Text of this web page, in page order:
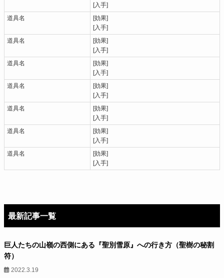
[入手]
道具名
[効果]
[入手]
道具名
[効果]
[入手]
道具名
[効果]
[入手]
道具名
[効果]
[入手]
道具名
[効果]
[入手]
道具名
[効果]
[入手]
道具名
[効果]
[入手]
最新記事一覧
巨人たちの山嶺の西側にある『聖別雪原』への行き方（聖樹の秘割
符）
2022.3.19